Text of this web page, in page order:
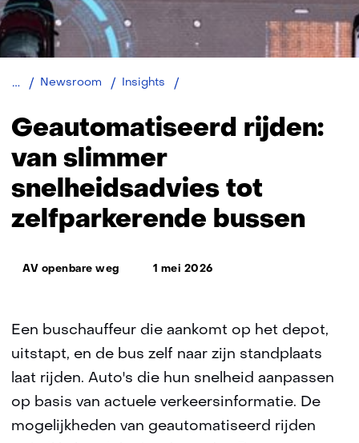
Newsroom Insights
slimmer
zelfparkerende
bussen
Geautomatiseerd rijden:
van slimmer
snelheidsadvies tot
zelfparkerende bussen
Thema:
AV openbare weg 1 mei 2026
Een buschauffeur die aankomt op het depot,
uitstapt, en de bus zelf naar zijn standplaats
laat rijden. Auto's die hun snelheid aanpassen
op basis van actuele verkeersinformatie. De
mogelijkheden van geautomatiseerd rijden